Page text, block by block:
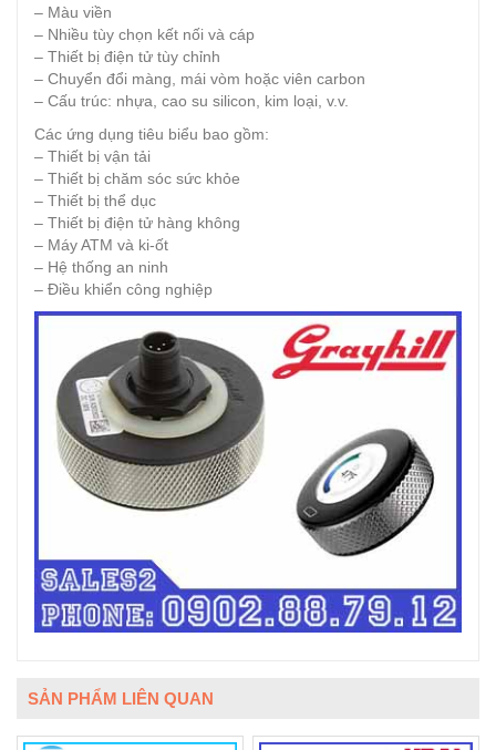
– Màu viền
– Nhiều tùy chọn kết nối và cáp
– Thiết bị điện tử tùy chỉnh
– Chuyển đổi màng, mái vòm hoặc viên carbon
– Cấu trúc: nhựa, cao su silicon, kim loại, v.v.
Các ứng dụng tiêu biểu bao gồm:
– Thiết bị vận tải
– Thiết bị chăm sóc sức khỏe
– Thiết bị thể dục
– Thiết bị điện tử hàng không
– Máy ATM và ki-ốt
– Hệ thống an ninh
– Điều khiển công nghiệp
SẢN PHẨM LIÊN QUAN